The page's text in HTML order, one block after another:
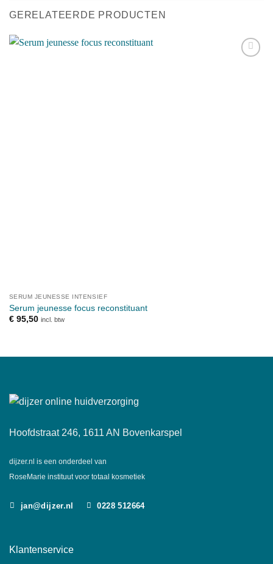
GERELATEERDE PRODUCTEN
SERUM JEUNESSE INTENSIEF
Serum jeunesse focus reconstituant
€95,50 incl. btw
Hoofdstraat 246, 1611 AN Bovenkarspel
dijzer.nl is een onderdeel van
RoseMarie instituut voor totaal kosmetiek
jan@dijzer.nl 0228 512664
Klantenservice